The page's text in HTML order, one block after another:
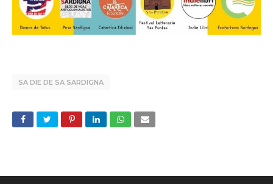
SA DIE DE SA SARDIGNA